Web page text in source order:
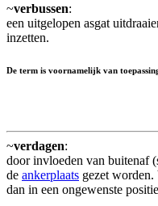
~verbussen:
een uitgelopen asgat
inzetten.
De term is voornamelijk van
~verdagen:
door invloeden van buitenaf
de ankerplaats gezet
dan in een ongewenste